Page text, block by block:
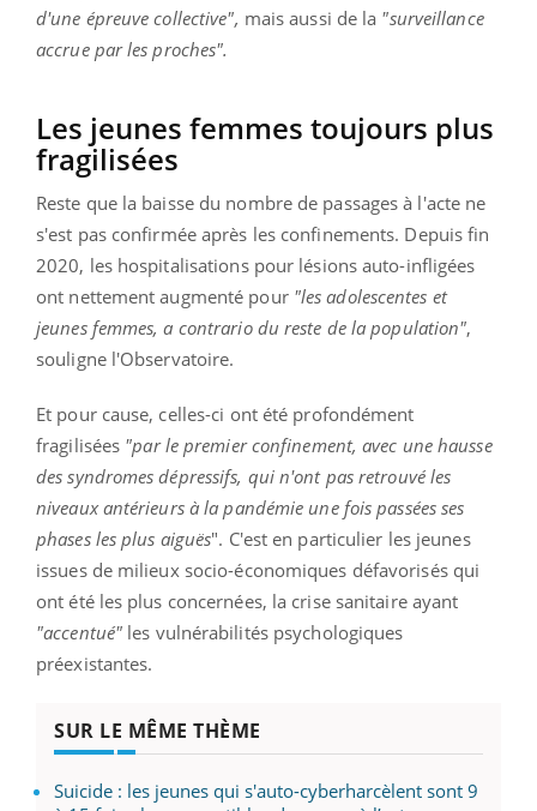
d'une épreuve collective", mais aussi de la "surveillance
accrue par les proches".
Les jeunes femmes toujours plus
fragilisées
Reste que la baisse du nombre de passages à l'acte ne
s'est pas confirmée après les confinements. Depuis fin
2020, les hospitalisations pour lésions auto-infligées
ont nettement augmenté pour "les adolescentes et
jeunes femmes, a contrario du reste de la population",
souligne l'Observatoire.
Et pour cause, celles-ci ont été profondément
fragilisées "par le premier confinement, avec une hausse
des syndromes dépressifs, qui n'ont pas retrouvé les
niveaux antérieurs à la pandémie une fois passées ses
phases les plus aiguës". C'est en particulier les jeunes
issues de milieux socio-économiques défavorisés qui
ont été les plus concernées, la crise sanitaire ayant
"accentué" les vulnérabilités psychologiques
préexistantes.
SUR LE MÊME THÈME
Suicide : les jeunes qui s'auto-cyberharcèlent sont 9